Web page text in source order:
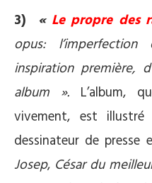
3) « Le propre des
opus:
inspiration première,
album ». L’album,
vivement, est illustré
dessinateur de presse
Josep, César du